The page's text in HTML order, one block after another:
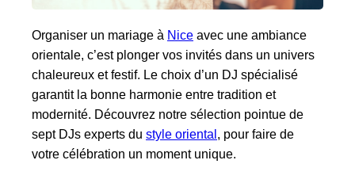
Organiser un mariage à Nice avec une ambiance
orientale, c’est plonger vos invités dans un univers
chaleureux et festif. Le choix d’un DJ spécialisé
garantit la bonne harmonie entre tradition et
modernité. Découvrez notre sélection pointue de
sept DJs experts du style oriental , pour faire de
votre célébration un moment unique.